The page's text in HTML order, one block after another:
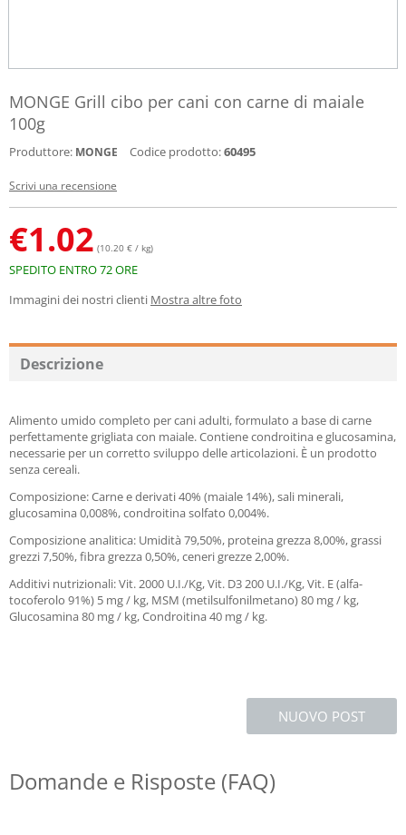
MONGE Grill cibo per cani con carne di maiale
100g
Produttore: MONGE Codice prodotto:60495
Scrivi una recensione
€1.02 (10.20 € / kg)
SPEDITO ENTRO 72 ORE
Immagini dei nostri clienti Mostra altre foto
Descrizione
Alimento umido completo per cani adulti, formulato a base di carne
perfettamente grigliata con maiale. Contiene condroitina e glucosamina,
necessarie per un corretto sviluppo delle articolazioni. È un prodotto
senza cereali.
Composizione: Carne e derivati 40% (maiale 14%), sali minerali,
glucosamina 0,008%, condroitina solfato 0,004%.
Composizione analitica: Umidità 79,50%, proteina grezza 8,00%, grassi
grezzi 7,50%, fibra grezza 0,50%, ceneri grezze 2,00%.
Additivi nutrizionali: Vit. 2000 U.I./Kg, Vit. D3 200 U.I./Kg, Vit. E (alfa-
tocoferolo 91%) 5 mg / kg, MSM (metilsulfonilmetano) 80 mg / kg,
Glucosamina 80 mg / kg, Condroitina 40 mg / kg.
NUOVO POST
Domande e Risposte (FAQ)